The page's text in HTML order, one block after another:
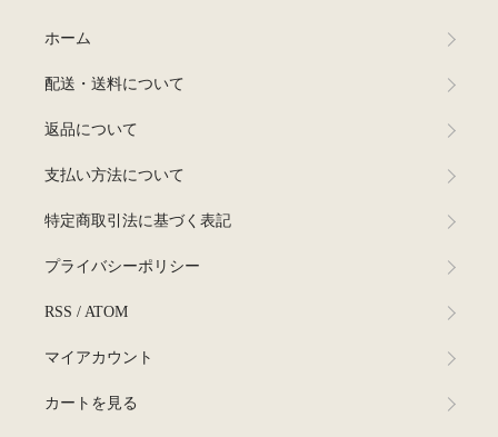
ホーム
配送・送料について
返品について
支払い方法について
特定商取引法に基づく表記
プライバシーポリシー
RSS / ATOM
マイアカウント
カートを見る